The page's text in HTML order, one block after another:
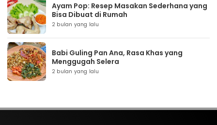
Ayam Pop: Resep Masakan Sederhana yang
Bisa Dibuat di Rumah
2 bulan yang lalu
Babi Guling Pan Ana, Rasa Khas yang
Menggugah Selera
2 bulan yang lalu